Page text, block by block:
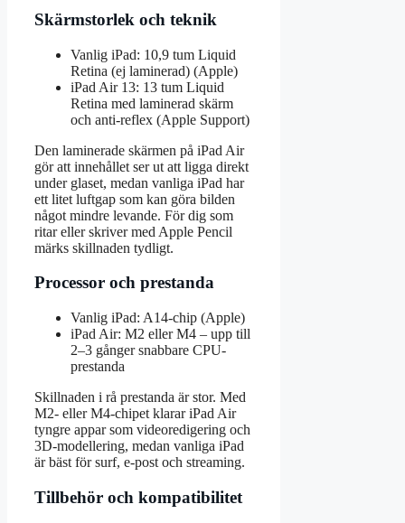
Skärmstorlek och teknik
Vanlig iPad: 10,9 tum Liquid
Retina (ej laminerad) (Apple)
iPad Air 13: 13 tum Liquid
Retina med laminerad skärm
och anti-reflex (Apple Support)
Den laminerade skärmen på iPad Air
gör att innehållet ser ut att ligga direkt
under glaset, medan vanliga iPad har
ett litet luftgap som kan göra bilden
något mindre levande. För dig som
ritar eller skriver med Apple Pencil
märks skillnaden tydligt.
Processor och prestanda
Vanlig iPad: A14-chip (Apple)
iPad Air: M2 eller M4 – upp till
2–3 gånger snabbare CPU-
prestanda
Skillnaden i rå prestanda är stor. Med
M2- eller M4-chipet klarar iPad Air
tyngre appar som videoredigering och
3D-modellering, medan vanliga iPad
är bäst för surf, e-post och streaming.
Tillbehör och kompatibilitet